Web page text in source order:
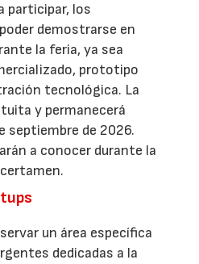
participar, los
demostrarse en
la feria, ya sea
prototipo
tecnológica. La
y permanecerá
septiembre de 2026.
a conocer durante la
un área específica
dedicadas a la